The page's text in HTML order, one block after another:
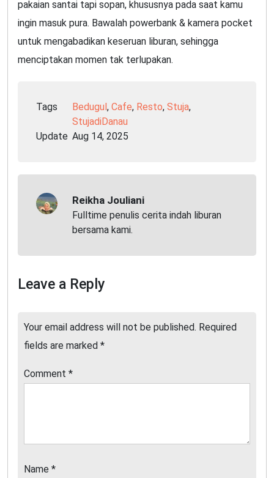
pakaian santai tapi sopan, khususnya pada saat kamu
ingin masuk pura. Bawalah powerbank & kamera pocket
untuk mengabadikan keseruan liburan, sehingga
menciptakan momen tak terlupakan.
Tags Bedugul, Cafe, Resto, Stuja,
StujadiDanau
Update Aug 14, 2025
Reikha Jouliani
Fulltime penulis cerita indah liburan
bersama kami.
Leave a Reply
Your email address will not be published. Required
fields are marked *
Comment *
Name *